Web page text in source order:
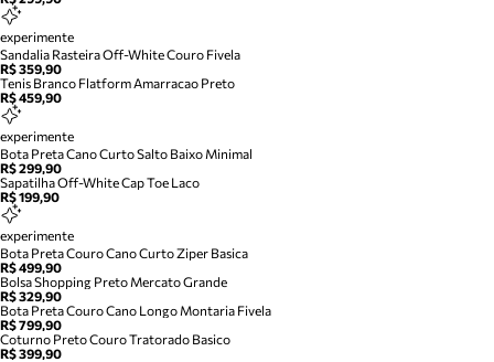
experimente
Sandalia Rasteira Off-White Couro Fivela
R$ 359,90
Tenis Branco Flatform Amarracao Preto
R$ 459,90
experimente
Bota Preta Cano Curto Salto Baixo Minimal
R$ 299,90
Sapatilha Off-White Cap Toe Laco
R$ 199,90
experimente
Bota Preta Couro Cano Curto Ziper Basica
R$ 499,90
Bolsa Shopping Preto Mercato Grande
R$ 329,90
Bota Preta Couro Cano Longo Montaria Fivela
R$ 799,90
Coturno Preto Couro Tratorado Basico
R$ 399,90